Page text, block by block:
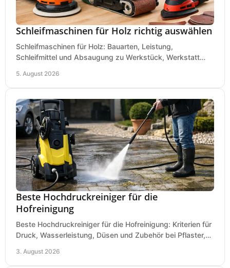
Schleifmaschinen für Holz richtig auswählen
Schleifmaschinen für Holz: Bauarten, Leistung,
Schleifmittel und Absaugung zu Werkstück, Werkstatt
5. August 2026
Beste Hochdruckreiniger für die
Hofreinigung
Beste Hochdruckreiniger für die Hofreinigung: Kriterien für
Druck, Wasserleistung, Düsen und Zubehör bei Pflaster,
3. August 2026